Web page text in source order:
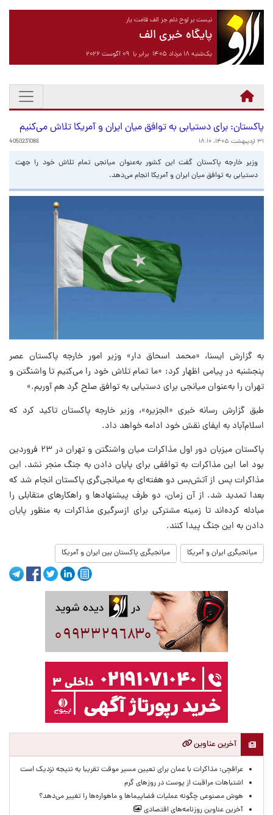
نیست بر لوح دلم جز الف قامت یار
پایگاه خبری الف
یک‌شنبه ۱۸ مرداد ۱۴۰۵ برابر با ۰۹ آگوست ۲۰۲۶
پاکستان: برای دستیابی به توافق میان ایران و آمریکا تلاش می‌کنیم
۳۱ اردیبهشت ۱۴۰۵، ۱۸:۱۰ 4050231086
وزیر خارجه پاکستان گفت این کشور به‌عنوان میانجی تمام تلاش خود را جهت
دستیابی به توافق میان ایران و آمریکا انجام می‌دهد.
به گزارش ایسنا، «محمد اسحاق دار» وزیر امور خارجه پاکستان عصر
پنجشنبه در پیامی اظهار کرد: «ما تمام تلاش خود را می‌کنیم تا واشنگتن و
تهران را به‌عنوان میانجی برای دستیابی به توافق صلح گرد هم آوریم.»
طبق گزارش رسانه خبری «الجزیره»، وزیر خارجه پاکستان تاکید کرد که
اسلام‌آباد به ایفای نقش خود ادامه خواهد داد.
پاکستان میزبان دور اول مذاکرات میان واشنگتن و تهران در ۲۳ فروردین
بود اما این مذاکرات به توافقی برای پایان دادن به جنگ منجر نشد. این
مذاکرات پس از آتش‌بس دو هفته‌ای به میانجی‌گری پاکستان انجام شد که
بعدا تمدید شد. از آن زمان، دو طرف پیشنهادها و راهکارهای متقابلی را
مبادله کرده‌اند تا زمینه مشترکی برای ازسرگیری مذاکرات به منظور پایان
دادن به این جنگ پیدا کنند.
میانجیگری ایران و آمریکا میانجیگری پاکستان بین ایران و آمریکا
آخرین عناوین
عراقچی: مذاکرات با عمان برای تعیین مسیر موقت تقریبا به نتیجه نزدیک است
اشتباهات مراقبت از پوست در روزهای گرم
هوش مصنوعی چگونه عملیات فضاپیماها و ماهواره‌ها را تغییر می‌دهد؟
آخرین عناوین روزنامه‌های اقتصادی